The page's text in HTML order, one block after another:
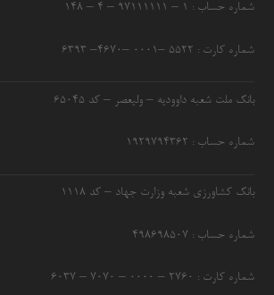
شماره حساب : ۱ – ۹۷۱۱۱۱۱۱ – ۴ – ۱۴۸
شماره کارت : ۵۵۲۲ –۰۰۰۱ –۴۶۷۰– ۶۳۹۳
بانک ملت شعبه داوودیه – ولیعصر – کد ۶۵۰۴۵
شماره حساب : ۱۹۲۹۷۹۴۳۶۲
بانک کشاورزی شعبه وزارت جهاد – کد 1118
شماره حساب : ۴۹۸۶۹۸۵۰۷
شماره کارت : ۲۷۶۰ – ۰۰۰۰ – ۷۰۷۰ – ۶۰۳۷